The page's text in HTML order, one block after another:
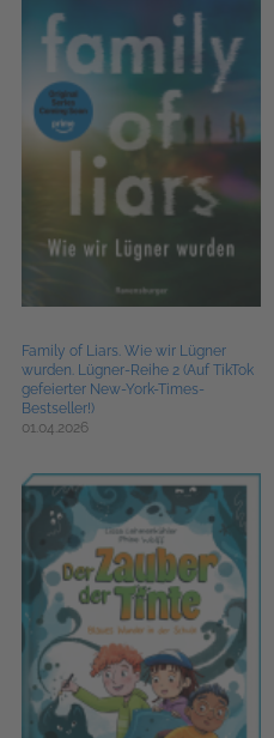
Family of Liars. Wie wir Lügner
wurden. Lügner-Reihe 2 (Auf TikTok
gefeierter New-York-Times-
Bestseller!)
01.04.2026